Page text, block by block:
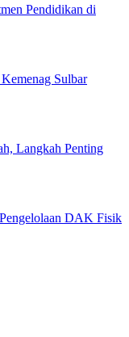
Pendidikan di
Sulbar
Langkah Penting
DAK Fisik